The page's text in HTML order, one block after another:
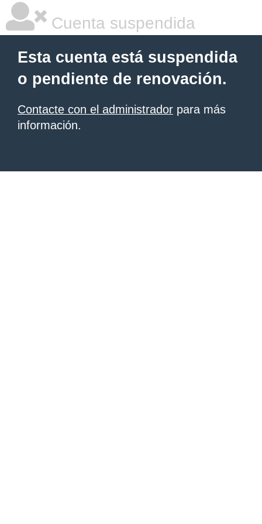
Cuenta suspendida
Esta cuenta está suspendida
o pendiente de renovación.
Contacte con el administrador para más
información.